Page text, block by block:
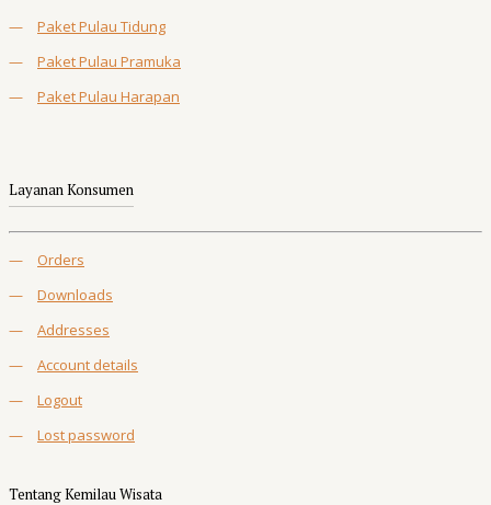
—
Paket Pulau Tidung
—
Paket Pulau Pramuka
—
Paket Pulau Harapan
Layanan Konsumen
—
Orders
—
Downloads
—
Addresses
—
Account details
—
Logout
—
Lost password
Tentang Kemilau Wisata